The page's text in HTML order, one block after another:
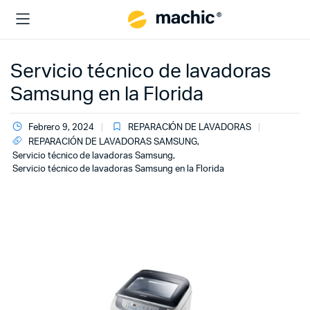
Servicio técnico de lavadoras
Samsung en la Florida
Febrero 9, 2024
REPARACIÓN DE LAVADORAS
REPARACIÓN DE LAVADORAS SAMSUNG,
Servicio técnico de lavadoras Samsung,
Servicio técnico de lavadoras Samsung en la Florida